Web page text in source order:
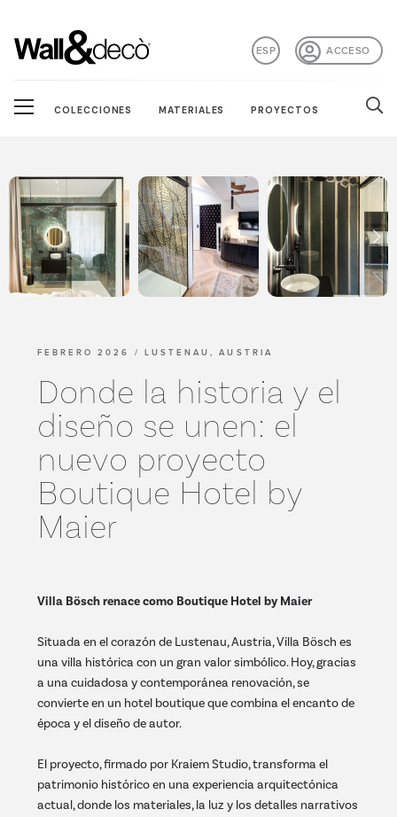
ACCESO
ESP
COLECCIONES MATERIALES PROYECTOS
FEBRERO 2026 / LUSTENAU, AUSTRIA
Donde la historia y el
diseño se unen: el
nuevo proyecto
Boutique Hotel by
Maier
Villa Bösch renace como Boutique Hotel by Maier
Situada en el corazón de Lustenau, Austria, Villa Bösch es
una villa histórica con un gran valor simbólico. Hoy, gracias
a una cuidadosa y contemporánea renovación, se
convierte en un hotel boutique que combina el encanto de
época y el diseño de autor.
El proyecto, firmado por Kraiem Studio, transforma el
patrimonio histórico en una experiencia arquitectónica
actual, donde los materiales, la luz y los detalles narrativos